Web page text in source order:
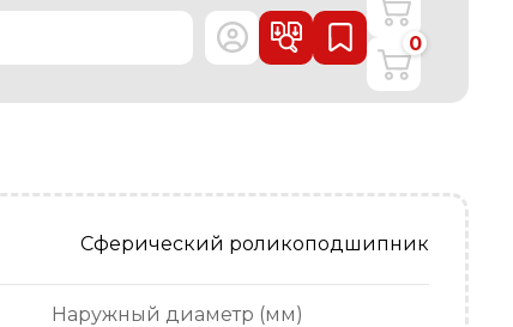
0
Сферический роликоподшипник
Наружный диаметр (мм)